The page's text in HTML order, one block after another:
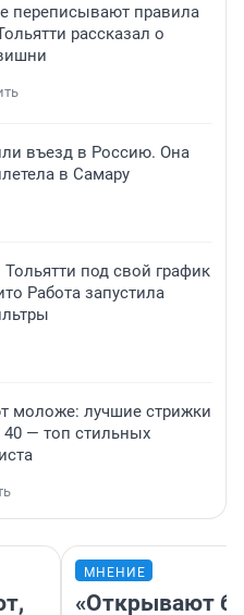
переписывают правила
рассказал о
въезд в Россию. Она
в Самару
Тольятти под свой график
Работа запустила
моложе: лучшие стрижки
— топ стильных
МНЕНИЕ
«Открывают